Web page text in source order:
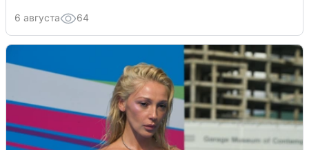
6 августа 64